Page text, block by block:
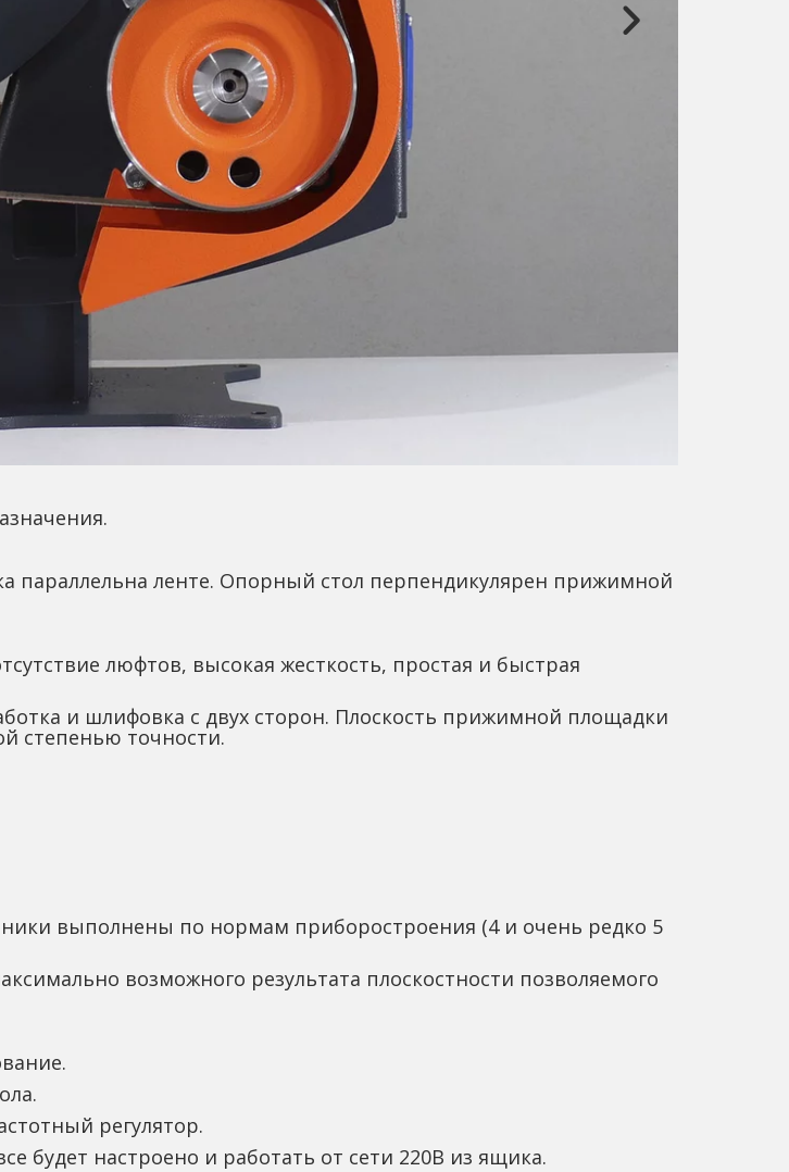
параллельна ленте. Опорный стол перпендикулярен прижимной
люфтов, высокая жесткость, простая и быстрая
и шлифовка с двух сторон. Плоскость прижимной площадки
степенью точности.
выполнены по нормам приборостроения (4 и очень редко 5
возможного результата плоскостности позволяемого
регулятор.
будет настроено и работать от сети 220В из ящика.